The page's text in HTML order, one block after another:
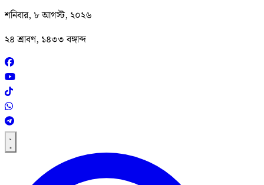
শনিবার, ৮ আগস্ট, ২০২৬
২৪ শ্রাবণ, ১৪৩৩ বঙ্গাব্দ